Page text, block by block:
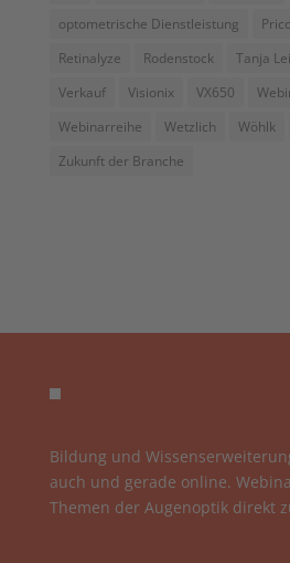
optometrische Dienstleistung
Retinalyze
Rodenstock Tanja
Verkauf
Visionix VX650
Webinarreihe
Wetzlich Wöhlk
Zukunft der Branche
Bildung und
auch und gerade online.
Themen der Augenoptik direkt